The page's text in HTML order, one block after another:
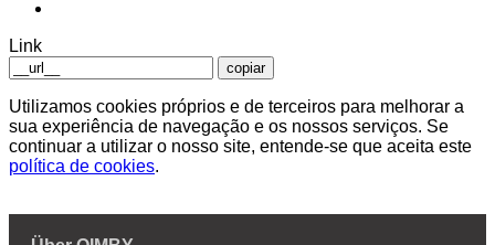
Link
copiar
Utilizamos cookies próprios e de terceiros para melhorar a
sua experiência de navegação e os nossos serviços. Se
continuar a utilizar o nosso site, entende-se que aceita este
política de cookies.